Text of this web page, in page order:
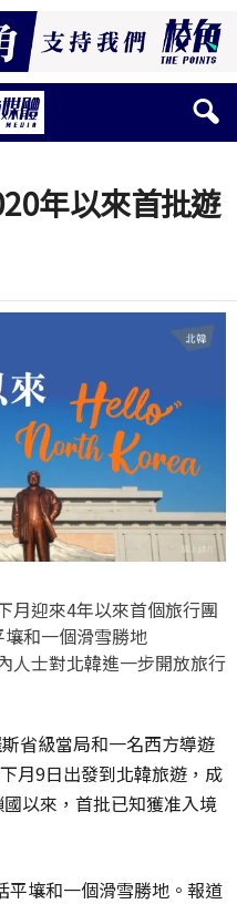
年以來首批遊
月迎來4年以來首個旅行團
和一個滑雪勝地
人士對北韓進一步開放旅行
斯省級當局和一名西方導遊
月9日出發到北韓旅遊，成
以來，首批已知獲准入境
平壤和一個滑雪勝地。報道